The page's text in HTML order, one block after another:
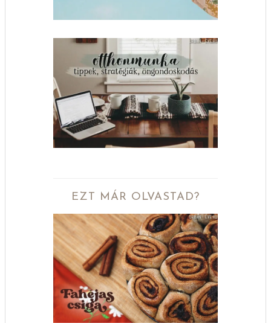
EZT MÁR OLVASTAD?